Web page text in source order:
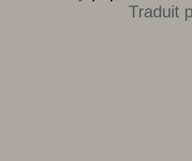
Traduit